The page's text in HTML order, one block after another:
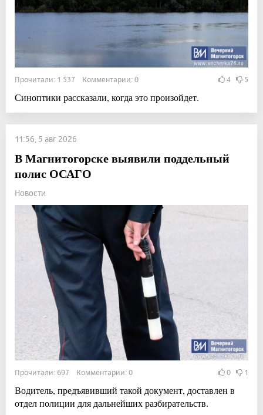
Прочитали: 1 537 Комментарии: 0 4 5
Синоптики рассказали, когда это произойдет.
11:56, 5 авг 2026
В Магнитогорске выявили поддельный
полис ОСАГО
Новости
Прочитали: 697 Комментарии: 0 0 1
Водитель, предъявивший такой документ, доставлен в
отдел полиции для дальнейших разбирательств.